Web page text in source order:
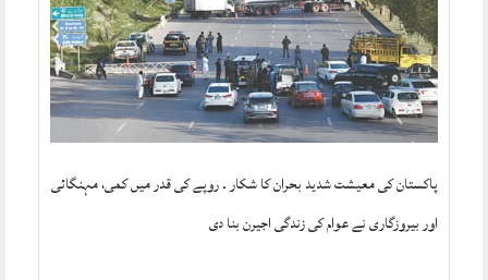
پاکستان کی معیشت شدید بحران کا شکار ۔ روپے کی قدر میں کمی، مہنگائی
اور بیروزگاری نے عوام کی زندگی اجیرن بنا دی